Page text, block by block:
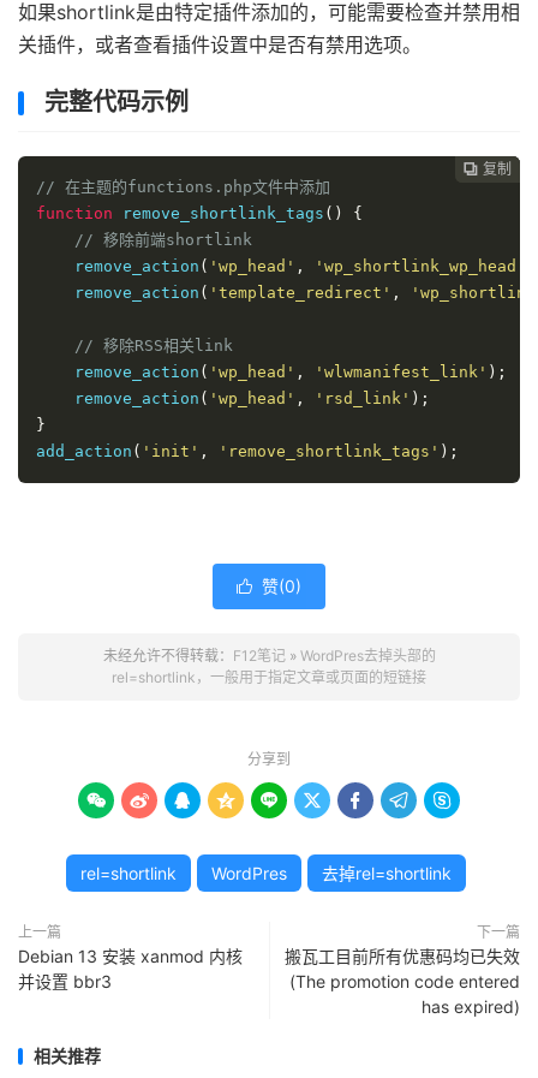
如果shortlink是由特定插件添加的，可能需要检查并禁用相
关插件，或者查看插件设置中是否有禁用选项。
完整代码示例
 复制
 复制
 复制
// 在主题的functions.php文件中添加
function remove_shortlink_tags ()
{
// 移除前端shortlink
    remove_action
( 'wp_head' , 'wp_shortlink_wp_head'
    remove_action
( 'template_redirect' ,
// 移除RSS相关link
    remove_action
( 'wp_head' , 'wlwmanifest_link' );
    remove_action
( 'wp_head' , 'rsd_link' );
}
add_action ( 'init' , 'remove_shortlink_tags' );
 赞(0)
未经允许不得转载： F12笔记» WordPres去掉头部的
rel=shortlink，一般用于指定文章或页面的短链接
分享到
        
rel=shortlink WordPres 去掉rel=shortlink
上一篇
Debian 13 安装 xanmod 内核
并设置 bbr3
下一篇
搬瓦工目前所有优惠码均已失效
(The promotion code entered
has expired)
相关推荐